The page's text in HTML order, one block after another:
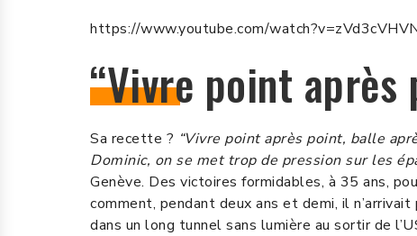
https://www.youtube.com/
“Vivre point
Sa recette ? “Vivre point après point, balle
Dominic, on se met trop de pression sur les
Genève. Des victoires formidables, à 35 ans,
comment, pendant deux ans et demi, il n’arrivait
dans un long tunnel sans lumière au sortir de